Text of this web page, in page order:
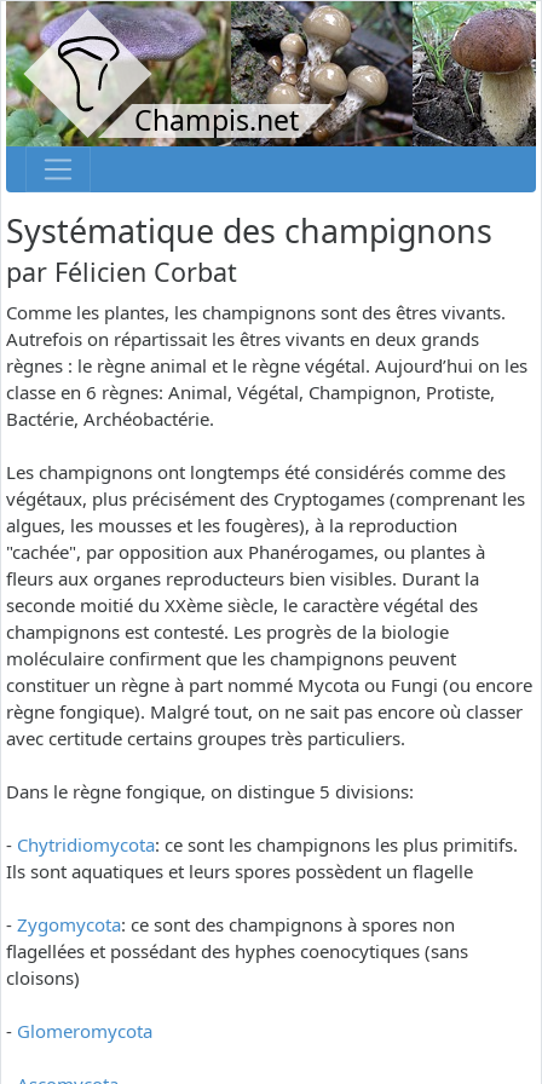
Champis.net
Systématique des champignons
par Félicien Corbat
Comme les plantes, les champignons sont des êtres vivants.
Autrefois on répartissait les êtres vivants en deux grands
règnes : le règne animal et le règne végétal. Aujourd’hui on les
classe en 6 règnes: Animal, Végétal, Champignon, Protiste,
Bactérie, Archéobactérie.
Les champignons ont longtemps été considérés comme des
végétaux, plus précisément des Cryptogames (comprenant les
algues, les mousses et les fougères), à la reproduction
"cachée", par opposition aux Phanérogames, ou plantes à
fleurs aux organes reproducteurs bien visibles. Durant la
seconde moitié du XXème siècle, le caractère végétal des
champignons est contesté. Les progrès de la biologie
moléculaire confirment que les champignons peuvent
constituer un règne à part nommé Mycota ou Fungi (ou encore
règne fongique). Malgré tout, on ne sait pas encore où classer
avec certitude certains groupes très particuliers.
Dans le règne fongique, on distingue 5 divisions:
- Chytridiomycota: ce sont les champignons les plus primitifs.
Ils sont aquatiques et leurs spores possèdent un flagelle
- Zygomycota: ce sont des champignons à spores non
flagellées et possédant des hyphes coenocytiques (sans
cloisons)
- Glomeromycota